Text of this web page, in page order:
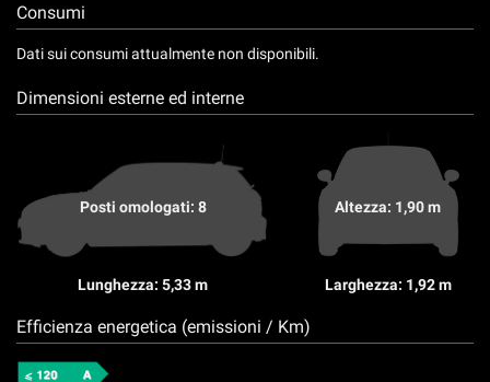
Consumi
Dati sui consumi attualmente non disponibili.
Dimensioni esterne ed interne
Posti omologati: 8
Lunghezza: 5,33 m
Altezza: 1,90 m
Larghezza: 1,92 m
Efficienza energetica (emissioni / Km)